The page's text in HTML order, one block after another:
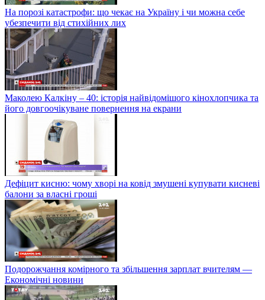
На порозі катастрофи: що чекає на Україну і чи можна себе
убезпечити від стихійних лих
Маколею Калкіну – 40: історія найвідомішого кінохлопчика та
його довгоочікуване повернення на екрани
Дефіцит кисню: чому хворі на ковід змушені купувати кисневі
балони за власні гроші
Подорожчання комірного та збільшення зарплат вчителям —
Економічні новини